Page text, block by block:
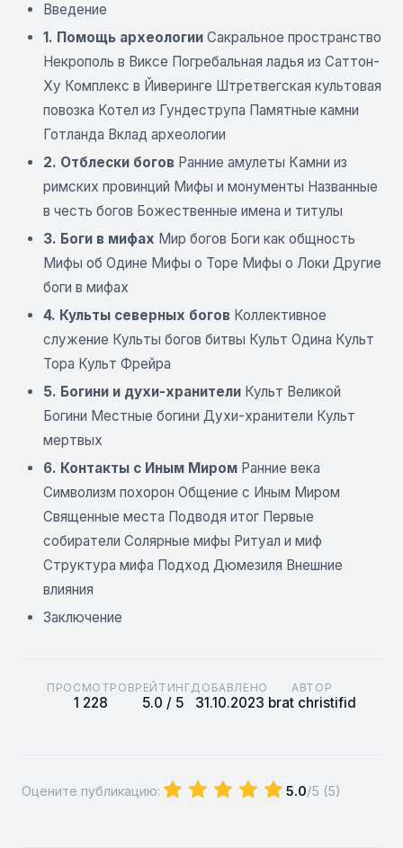
Введение
1. Помощь археологии Сакральное пространство
Некрополь в Виксе Погребальная ладья из Саттон-
Ху Комплекс в Йиверинге Штретвегская культовая
повозка Котел из Гундеструпа Памятные камни
Готланда Вклад археологии
2. Отблески богов Ранние амулеты Камни из
римских провинций Мифы и монументы Названные
в честь богов Божественные имена и титулы
3. Боги в мифах Мир богов Боги как общность
Мифы об Одине Мифы о Торе Мифы о Локи Другие
боги в мифах
4. Культы северных богов Коллективное
служение Культы богов битвы Культ Одина Культ
Тора Культ Фрейра
5. Богини и духи-хранители Культ Великой
Богини Местные богини Духи-хранители Культ
мертвых
6. Контакты с Иным Миром Ранние века
Символизм похорон Общение с Иным Миром
Священные места Подводя итог Первые
собиратели Солярные мифы Ритуал и миф
Структура мифа Подход Дюмезиля Внешние
влияния
Заключение
ПРОСМОТРОВ
1 228
РЕЙТИНГ
5.0 / 5
ДОБАВЛЕНО
31.10.2023
АВТОР
brat christifid
Оцените публикацию: 5.0/5 (5)